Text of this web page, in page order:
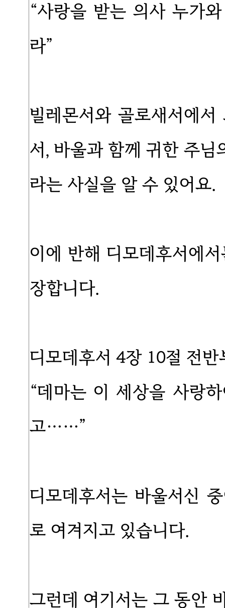
“사랑을 받는 의사 누가
라”
빌레몬서와 골로새서에
서, 바울과 함께 귀한 주님
라는 사실을 알 수 있어요.
이에 반해 디모데후서에
장합니다.
디모데후서 4장 10절 전반
“데마는 이 세상을 사랑
고……”
디모데후서는 바울서신
로 여겨지고 있습니다.
그런데 여기서는 그 동안